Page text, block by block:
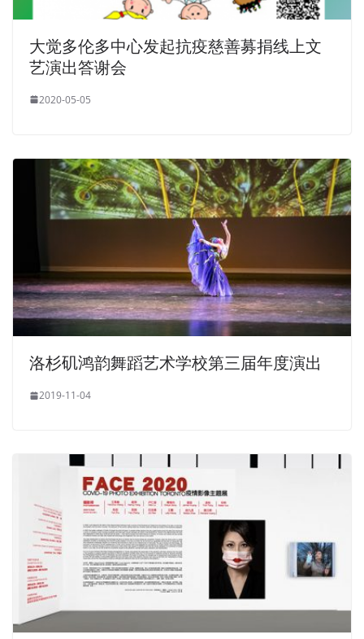
大觉多伦多中心发起抗疫慈善募捐线上文
艺演出答谢会
2020-05-05
洛杉矶鸿韵舞蹈艺术学校第三届年度演出
2019-11-04